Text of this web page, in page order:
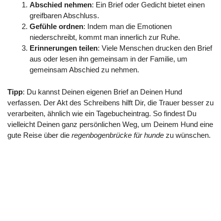
Abschied nehmen: Ein Brief oder Gedicht bietet einen
greifbaren Abschluss.
Gefühle ordnen: Indem man die Emotionen
niederschreibt, kommt man innerlich zur Ruhe.
Erinnerungen teilen: Viele Menschen drucken den Brief
aus oder lesen ihn gemeinsam in der Familie, um
gemeinsam Abschied zu nehmen.
Tipp: Du kannst Deinen eigenen Brief an Deinen Hund
verfassen. Der Akt des Schreibens hilft Dir, die Trauer besser zu
verarbeiten, ähnlich wie ein Tagebucheintrag. So findest Du
vielleicht Deinen ganz persönlichen Weg, um Deinem Hund eine
gute Reise über die regenbogenbrücke für hunde zu wünschen.